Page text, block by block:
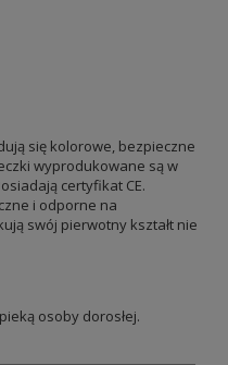
się kolorowe, bezpieczne
wyprodukowane są w
certyfikat CE.
i odporne na
swój pierwotny kształt nie
osoby dorosłej.